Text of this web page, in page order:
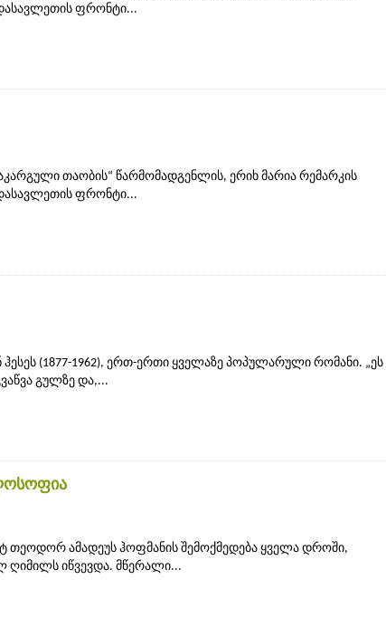
ფრონტი...
თაობის“ წარმომადგენლის, ერიხ მარია რემარკის
ფრონტი...
(1877-1962), ერთ-ერთი ყველაზე პოპულარული რომანი. „ეს
გულზე და,...
თეოდორ ამადეუს ჰოფმანის შემოქმედება ყველა დროში,
ღიმილს იწვევდა. მწერალი...